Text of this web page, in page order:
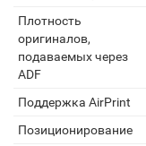
Плотность
оригиналов,
подаваемых через
ADF
Поддержка AirPrint
Позиционирование